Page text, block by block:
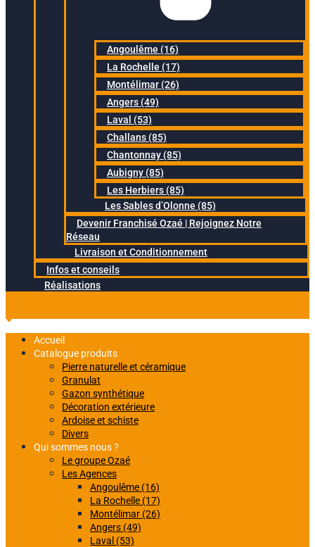
Angoulême (16)
La Rochelle (17)
Montélimar (26)
Angers (49)
Laval (53)
Challans (85)
Chantonnay (85)
Aubigny (85)
Les Herbiers (85)
Les Sables d’Olonne (85)
Devenir Franchisé Ozaé | Rejoignez Notre
Réseau
Livraison et Conditionnement
Infos et conseils
Réalisations
Accueil
Catalogue produits
Pierre naturelle et céramique
Granulat
Gazon synthétique
Décoration extérieure
Ardoise et schiste
Divers
Qui sommes nous ?
Le groupe Ozaé
Les Agences
Angoulême (16)
La Rochelle (17)
Montélimar (26)
Angers (49)
Laval (53)